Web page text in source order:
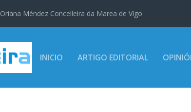
Oriana Méndez Concelleira da Marea de Vigo
INICIO ARTIGO EDITORIAL